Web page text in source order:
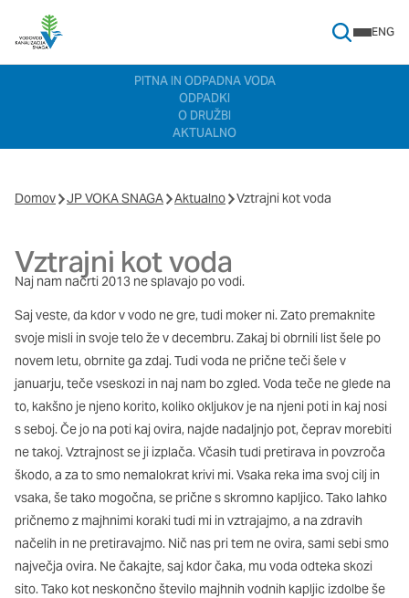
ENG
PITNA IN ODPADNA VODA
ODPADKI
O DRUŽBI
AKTUALNO
Search Menu
Domov JP VOKA SNAGA Aktualno Vztrajni kot voda
Vztrajni kot voda
Naj nam načrti 2013 ne splavajo po vodi.
Saj veste, da kdor v vodo ne gre, tudi moker ni. Zato premaknite
svoje misli in svoje telo že v decembru. Zakaj bi obrnili list šele po
novem letu, obrnite ga zdaj. Tudi voda ne prične teči šele v
januarju, teče vseskozi in naj nam bo zgled. Voda teče ne glede na
to, kakšno je njeno korito, koliko okljukov je na njeni poti in kaj nosi
s seboj. Če jo na poti kaj ovira, najde nadaljnjo pot, čeprav morebiti
ne takoj. Vztrajnost se ji izplača. Včasih tudi pretirava in povzroča
škodo, a za to smo nemalokrat krivi mi. Vsaka reka ima svoj cilj in
vsaka, še tako mogočna, se prične s skromno kapljico. Tako lahko
pričnemo z majhnimi koraki tudi mi in vztrajajmo, a na zdravih
načelih in ne pretiravajmo. Nič nas pri tem ne ovira, sami sebi smo
največja ovira. Ne čakajte, saj kdor čaka, mu voda odteka skozi
sito. Tako kot neskončno število majhnih vodnih kapljic izdolbe še
Nastavitve piškotkov
Ko obiščete katero koli spletno mesto, mesto lahko shrani ali
nastavitve, vašo napravo ali pa skrbijo, da vaše spletno mesto
zagotovijo bolj prilagojeno spletno uporabniško izkušnjo.
Nekatere vrste piškotkov lahko zavrnete. Klikajte različna
imena kategorij, da si ogledate več informacij in spremenite
privzete nastavitve. Blokiranje določenih vrst piškotkov vpliva
na vašo uporabo tega spletnega mesta in naše storitve.Več
informacij
Obvezni piškotki
Ti piškotki so nujni za delovanje spletnega mesta, zato jih v
naših sistemih ni mogoče izklopiti. Običajno so nastavljeni
samo kot odziv na vaša dejanja, ki vodijo do storitvenih zahtev,
na primer nastavitev zasebnosti, prijava ali izpolnjevanje
obrazcev. Na voljo imate nastavitev, da brskalnik blokira te
piškotke ali vas opozori na njih. V tem primeru nekateri deli
spletnega mesta ne bodo delovali.
Vedno aktivni
Piškotki za učinkovitost delovanja